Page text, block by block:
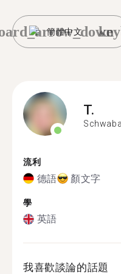
簡體中文
T.
流利
德語 顏文字
學
英語
我喜歡談論的話題